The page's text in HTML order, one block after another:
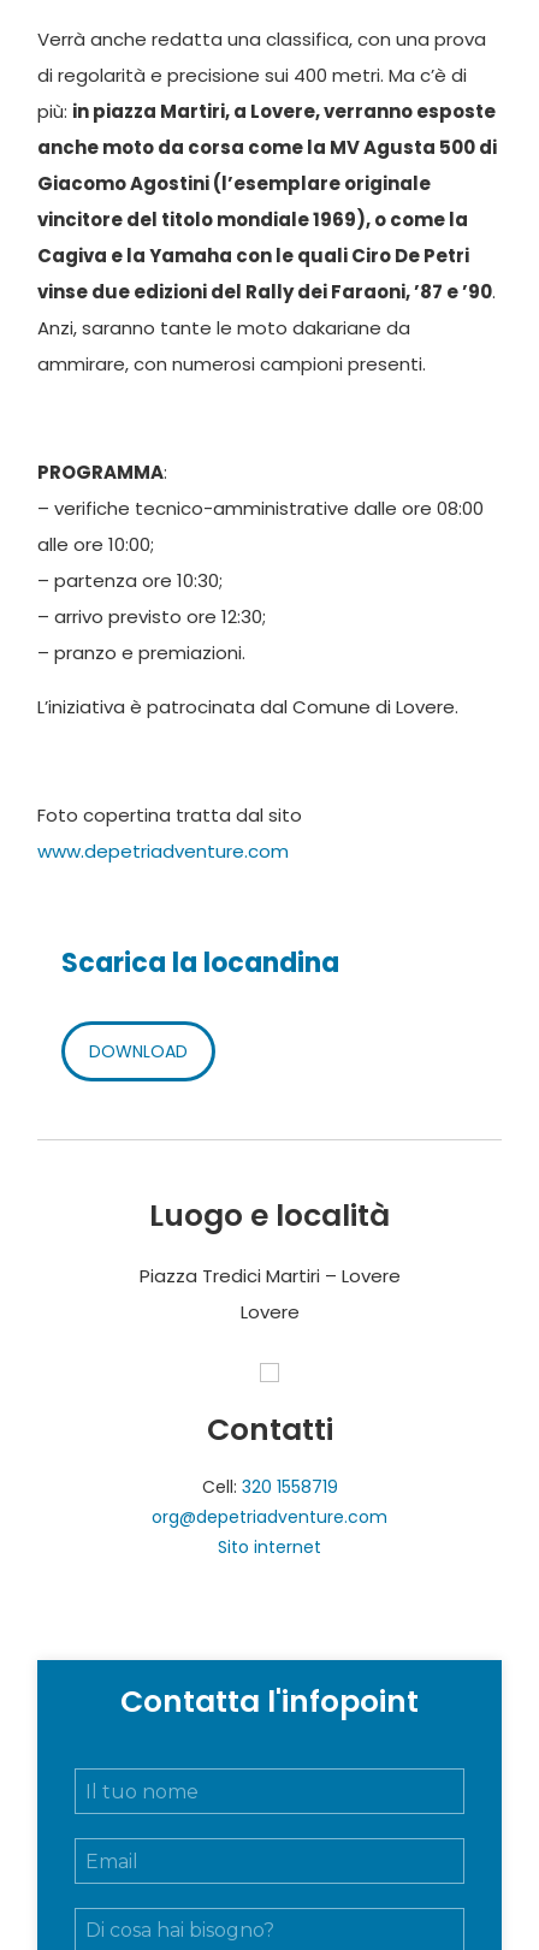
Verrà anche redatta una classifica, con una prova
di regolarità e precisione sui 400 metri. Ma c’è di
più: in piazza Martiri, a Lovere, verranno esposte
anche moto da corsa come la MV Agusta 500 di
Giacomo Agostini (l’esemplare originale
vincitore del titolo mondiale 1969), o come la
Cagiva e la Yamaha con le quali Ciro De Petri
vinse due edizioni del Rally dei Faraoni, ’87 e ’90.
Anzi, saranno tante le moto dakariane da
ammirare, con numerosi campioni presenti.
PROGRAMMA:
– verifiche tecnico-amministrative dalle ore 08:00
alle ore 10:00;
– partenza ore 10:30;
– arrivo previsto ore 12:30;
– pranzo e premiazioni.
L’iniziativa è patrocinata dal Comune di Lovere.
Foto copertina tratta dal sito
www.depetriadventure.com
Scarica la locandina
DOWNLOAD
Luogo e località
Piazza Tredici Martiri – Lovere
Lovere
Contatti
Cell: 320 1558719
org@depetriadventure.com
Sito internet
Contatta l'infopoint
N
E
m
M